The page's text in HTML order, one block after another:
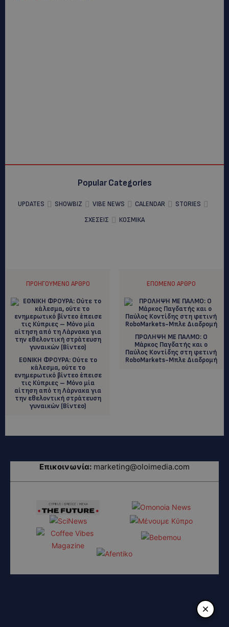
Popular Categories
UPDATES SHOWBIZ VIBE NEWS CALENDAR
STORIES
ΣΧΕΣΕΙΣ
ΚΟΣΜΙΚΑ
ΠΡΟΗΓΟΎΜΕΝΟ ΆΡΘΡΟ
ΕΘΝΙΚΗ ΦΡΟΥΡΑ: Ούτε το
κάλεσμα, ούτε το
ενημερωτικό βίντεο έπεισε
τις Κύπριες – Μόνο μία
αίτηση από τη Λάρνακα για
την εθελοντική στράτευση
γυναικών (Βίντεο)
ΕΠΌΜΕΝΟ ΆΡΘΡΟ
ΠΡΟΛΗΨΗ ΜΕ ΠΑΛΜΟ: Ο
Μάρκος Παγδατής και ο
Παύλος Κοντίδης στη φετινή
RoboMarkets-Μπλε Διαδρομή
Επικοινωνία: marketing@oloimedia.com